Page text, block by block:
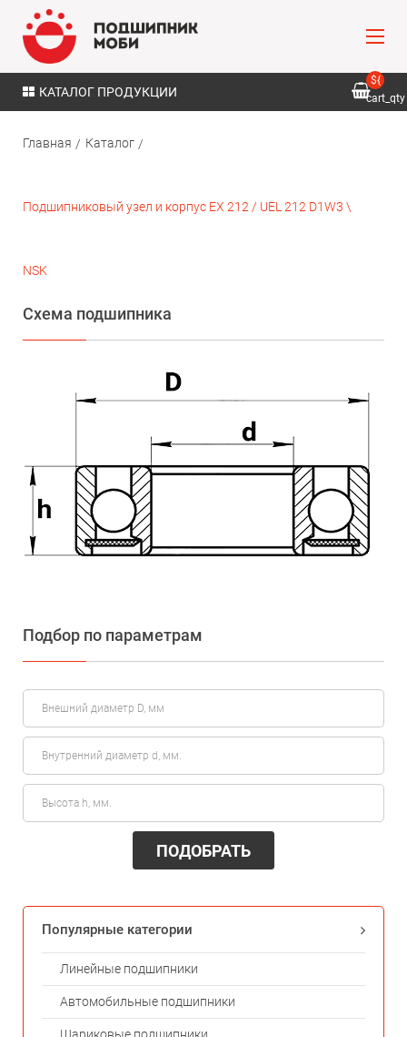
КАТАЛОГ ПРОДУКЦИИ
${
cart_qty
Главная Каталог
Подшипниковый узел и корпус EX 212 / UEL 212 D1W3 \
NSK
Схема подшипника
Подбор по параметрам
ПОДОБРАТЬ
Популярные категории
Линейные подшипники
Автомобильные подшипники